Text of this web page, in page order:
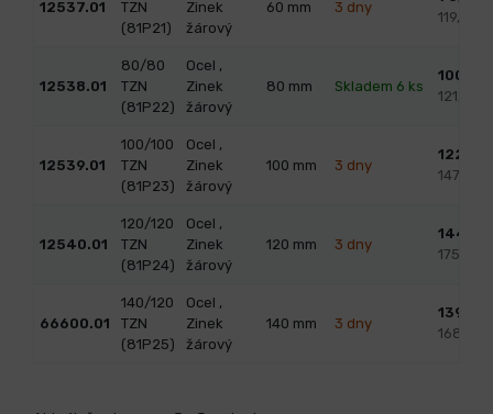
12537.01
TZN
(81P21)
Zinek
žárový
60 mm 3 dny
119,03 s
12538.01
80/80
TZN
(81P22)
Ocel ,
Zinek
žárový
80 mm Skladem 6 ks
100,46
121,56
12539.01
100/100
TZN
(81P23)
Ocel ,
Zinek
žárový
100 mm 3 dny
122,08
147,72
12540.01
120/120
TZN
(81P24)
Ocel ,
Zinek
žárový
120 mm 3 dny
144,75
175,15 s
66600.01
140/120
TZN
(81P25)
Ocel ,
Zinek
žárový
140 mm 3 dny
139,20
168,43